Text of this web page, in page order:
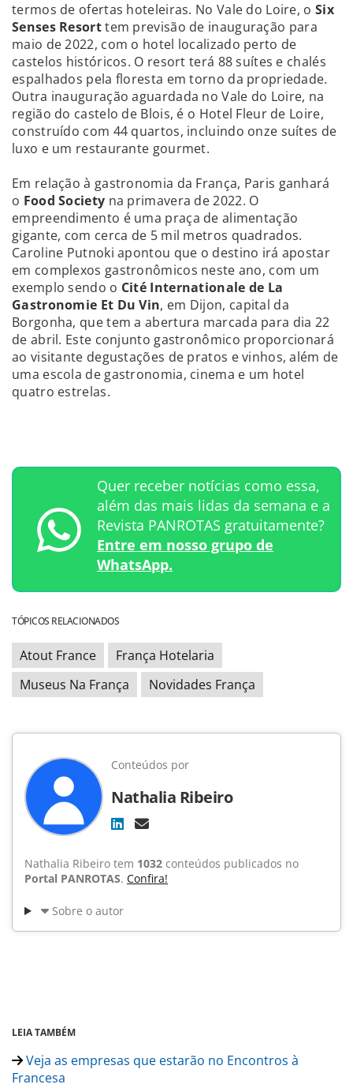
termos de ofertas hoteleiras. No Vale do Loire, o Six
Senses Resorttem previsão de inauguração para
maio de 2022, com o hotel localizado perto de
castelos históricos. O resort terá 88 suítes e chalés
espalhados pela floresta em torno da propriedade.
Outra inauguração aguardada no Vale do Loire, na
região do castelo de Blois, é o Hotel Fleur de Loire,
construído com 44 quartos, incluindo onze suítes de
luxo e um restaurante gourmet.
Em relação à gastronomia da França, Paris ganhará
o Food Society na primavera de 2022. O
empreendimento é uma praça de alimentação
gigante, com cerca de 5 mil metros quadrados.
Caroline Putnoki apontou que o destino irá apostar
em complexos gastronômicos neste ano, com um
exemplo sendo o Cité Internationale de La
Gastronomie Et Du Vin, em Dijon, capital da
Borgonha, que tem a abertura marcada para dia 22
de abril. Este conjunto gastronômico proporcionará
ao visitante degustações de pratos e vinhos, além de
uma escola de gastronomia, cinema e um hotel
quatro estrelas.
Quer receber notícias como essa,
além das mais lidas da semana e a
Revista PANROTAS gratuitamente?
Entre em nosso grupo de
WhatsApp.
TÓPICOS RELACIONADOS
Atout France
França Hotelaria
Museus Na França
Novidades França
Conteúdos por
Nathalia Ribeiro
Nathalia Ribeiro tem 1032 conteúdos publicados no
Portal PANROTAS. Confira!
Sobre o autor
LEIA TAMBÉM
Veja as empresas que estarão no Encontros à
Francesa